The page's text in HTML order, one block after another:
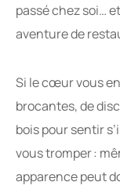
passé chez soi…
aventure de
Si le cœur vous
brocantes, de
bois pour sentir
vous tromper :
apparence peut